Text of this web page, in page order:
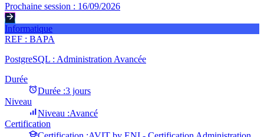
Prochaine session : 16/09/2026
Informatique
REF : BAPA
PostgreSQL : Administration Avancée
Durée
Durée :3 jours
Niveau
Niveau :Avancé
Certification